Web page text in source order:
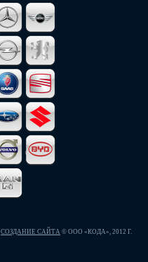
СОЗДАНИЕ САЙТА © ООО «КОДА», 2012 Г.